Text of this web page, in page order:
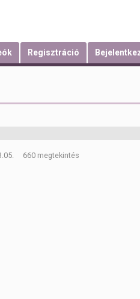
Regisztráció
660 megtekintés